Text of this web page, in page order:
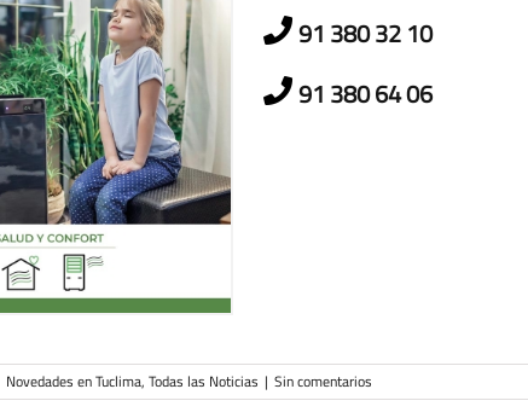
91 380 32 10
91 380 64 06
Novedades en Tuclima, Todas las Noticias | Sin comentarios